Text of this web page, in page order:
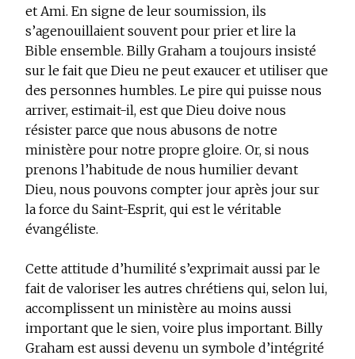
et Ami. En signe de leur soumission, ils
s’agenouillaient souvent pour prier et lire la
Bible ensemble. Billy Graham a toujours insisté
sur le fait que Dieu ne peut exaucer et utiliser que
des personnes humbles. Le pire qui puisse nous
arriver, estimait-il, est que Dieu doive nous
résister parce que nous abusons de notre
ministère pour notre propre gloire. Or, si nous
prenons l’habitude de nous humilier devant
Dieu, nous pouvons compter jour après jour sur
la force du Saint-Esprit, qui est le véritable
évangéliste.
Cette attitude d’humilité s’exprimait aussi par le
fait de valoriser les autres chrétiens qui, selon lui,
accomplissent un ministère au moins aussi
important que le sien, voire plus important. Billy
Graham est aussi devenu un symbole d’intégrité